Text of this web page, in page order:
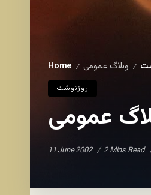
Home / / وبلاگ عمومی
روزنوشت
عمومی
11 June 2002 2 Mins Read